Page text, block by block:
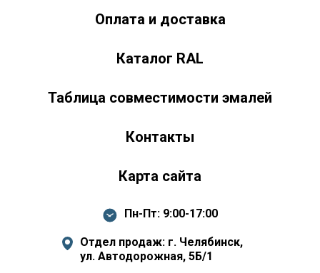
Оплата и доставка
Каталог RAL
Таблица совместимости эмалей
Контакты
Карта сайта
Пн-Пт: 9:00-17:00
Отдел продаж: г. Челябинск,
ул. Автодорожная, 5Б/1